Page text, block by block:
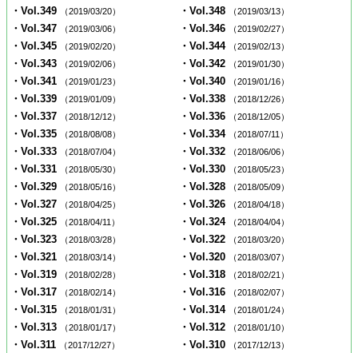
・Vol.349 （2019/03/20） ・Vol.348 （2019/03/13）
・Vol.347 （2019/03/06） ・Vol.346 （2019/02/27）
・Vol.345 （2019/02/20） ・Vol.344 （2019/02/13）
・Vol.343 （2019/02/06） ・Vol.342 （2019/01/30）
・Vol.341 （2019/01/23） ・Vol.340 （2019/01/16）
・Vol.339 （2019/01/09） ・Vol.338 （2018/12/26）
・Vol.337 （2018/12/12） ・Vol.336 （2018/12/05）
・Vol.335 （2018/08/08） ・Vol.334 （2018/07/11）
・Vol.333 （2018/07/04） ・Vol.332 （2018/06/06）
・Vol.331 （2018/05/30） ・Vol.330 （2018/05/23）
・Vol.329 （2018/05/16） ・Vol.328 （2018/05/09）
・Vol.327 （2018/04/25） ・Vol.326 （2018/04/18）
・Vol.325 （2018/04/11） ・Vol.324 （2018/04/04）
・Vol.323 （2018/03/28） ・Vol.322 （2018/03/20）
・Vol.321 （2018/03/14） ・Vol.320 （2018/03/07）
・Vol.319 （2018/02/28） ・Vol.318 （2018/02/21）
・Vol.317 （2018/02/14） ・Vol.316 （2018/02/07）
・Vol.315 （2018/01/31） ・Vol.314 （2018/01/24）
・Vol.313 （2018/01/17） ・Vol.312 （2018/01/10）
・Vol.311 （2017/12/27） ・Vol.310 （2017/12/13）